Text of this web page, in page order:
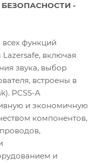
-
функций
включая
звука, выбор
встроены в
PCSS-A
и экономичную
компонентов,
и